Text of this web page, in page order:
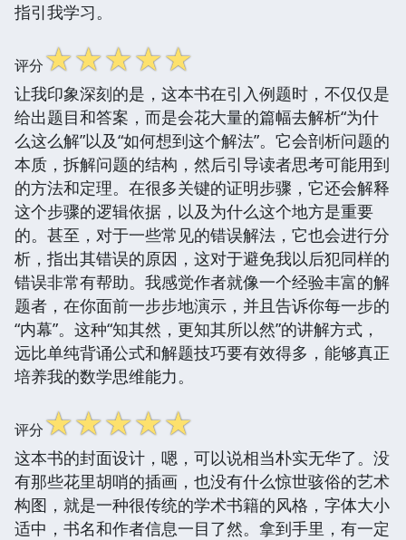
指引我学习。
评分☆☆☆☆☆
让我印象深刻的是，这本书在引入例题时，不仅仅是
给出题目和答案，而是会花大量的篇幅去解析“为什
么这么解”以及“如何想到这个解法”。它会剖析问题的
本质，拆解问题的结构，然后引导读者思考可能用到
的方法和定理。在很多关键的证明步骤，它还会解释
这个步骤的逻辑依据，以及为什么这个地方是重要
的。甚至，对于一些常见的错误解法，它也会进行分
析，指出其错误的原因，这对于避免我以后犯同样的
错误非常有帮助。我感觉作者就像一个经验丰富的解
题者，在你面前一步步地演示，并且告诉你每一步的
“内幕”。这种“知其然，更知其所以然”的讲解方式，
远比单纯背诵公式和解题技巧要有效得多，能够真正
培养我的数学思维能力。
评分☆☆☆☆☆
这本书的封面设计，嗯，可以说相当朴实无华了。没
有那些花里胡哨的插画，也没有什么惊世骇俗的艺术
构图，就是一种很传统的学术书籍的风格，字体大小
适中，书名和作者信息一目了然。拿到手里，有一定